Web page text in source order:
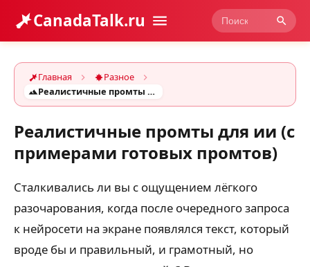
CanadaTalk.ru
Главная
Разное
Реалистичные промты для ии (с примерами готовых промтов)
Реалистичные промты для ии (с
примерами готовых промтов)
Сталкивались ли вы с ощущением лёгкого
разочарования, когда после очередного запроса
к нейросети на экране появлялся текст, который
вроде бы и правильный, и грамотный, но